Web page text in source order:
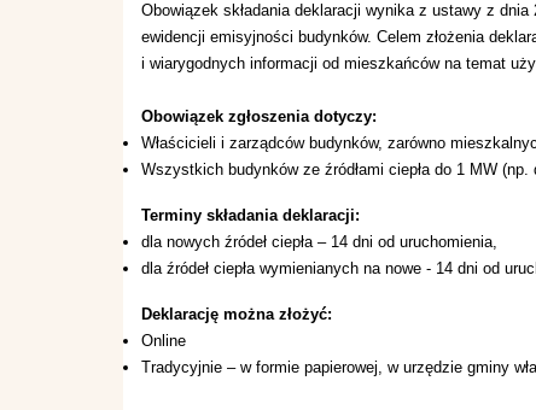
Obowiązek składania deklaracji wynika z ustawy z
ewidencji emisyjności budynków. Celem złożenia
i wiarygodnych informacji od mieszkańców na temat
Obowiązek zgłoszenia dotyczy:
Właścicieli i zarządców budynków, zarówno
Wszystkich budynków ze źródłami ciepła do 1 MW (np.
Terminy składania deklaracji:
dla nowych źródeł ciepła – 14 dni od uruchomienia,
dla źródeł ciepła wymienianych na nowe - 14 dni od
Deklarację można złożyć:
Online
Tradycyjnie – w formie papierowej, w urzędzie gminy